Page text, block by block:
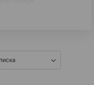
ehtiva edir.
həzmi, güclü
vəziyyətini